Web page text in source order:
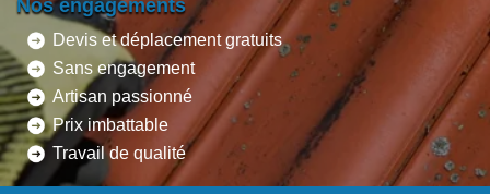
Nos engagements
Devis et déplacement gratuits
Sans engagement
Artisan passionné
Prix imbattable
Travail de qualité